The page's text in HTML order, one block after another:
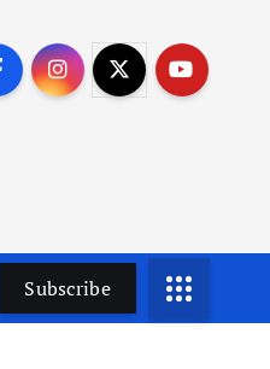
Subscribe